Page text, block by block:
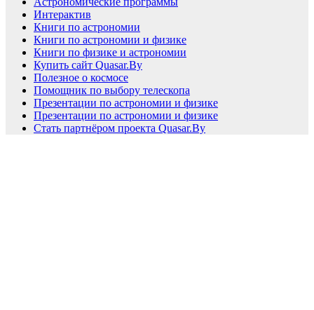
Интерактив
Книги по астрономии
Книги по астрономии и физике
Книги по физике и астрономии
Купить сайт Quasar.By
Полезное о космосе
Помощник по выбору телескопа
Презентации по астрономии и физике
Презентации по астрономии и физике
Стать партнёром проекта Quasar.By